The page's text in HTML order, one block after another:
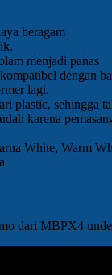
beragam
menjadi panas
dengan
lagi.
plastic, sehingga
karena
White, Warm
dari MBPX4